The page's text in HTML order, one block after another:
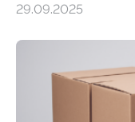
Mensch-Maschine-
Die zugrunde
anderen
umzurüsten ist ein
Maschine faltet in
29.09.2025